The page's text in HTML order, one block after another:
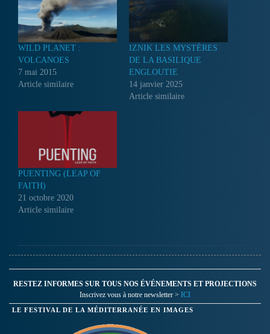
WILD PLANET :
VOLCANOES
7 mai 2015
Article similaire
IZNIK LES MYSTÈRES
DE LA BASILIQUE
ENGLOUTIE
14 janvier 2025
Article similaire
PUENTING (LEAP OF
FAITH)
21 octobre 2020
Article similaire
RESTEZ INFORMES SUR TOUS NOS ÉVÉNEMENTS ET PROJECTIONS
Inscrivez vous à notre newsletter > ICI
LE FESTIVAL DE LA MÉDITERRANÉE EN IMAGES